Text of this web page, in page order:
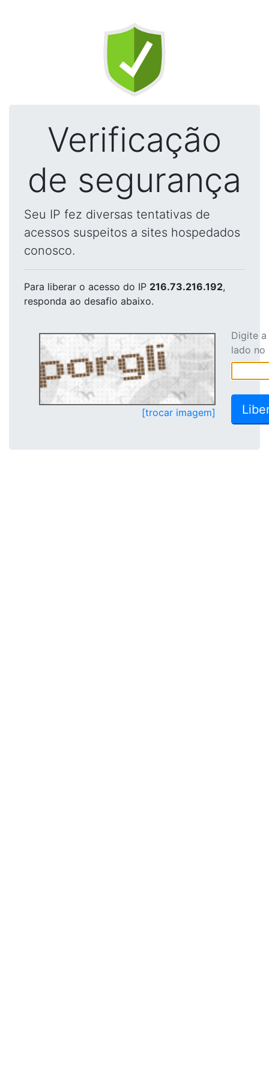
Verificação
de segurança
Seu IP fez diversas tentativas de
acessos suspeitos a sites hospedados
conosco.
Para liberar o acesso do IP 216.73.216.192,
responda ao desafio abaixo.
[trocar imagem]
Digite
lado no